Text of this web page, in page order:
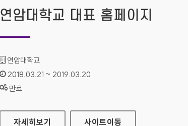
연암대학교 대표 홈페이지
기관명 :
연암대학교
인증기간 :
2018.03.21 ~ 2019.03.20
상태 :
만료
연암대학교 대표 홈페이지
자세히보기 사이트이동